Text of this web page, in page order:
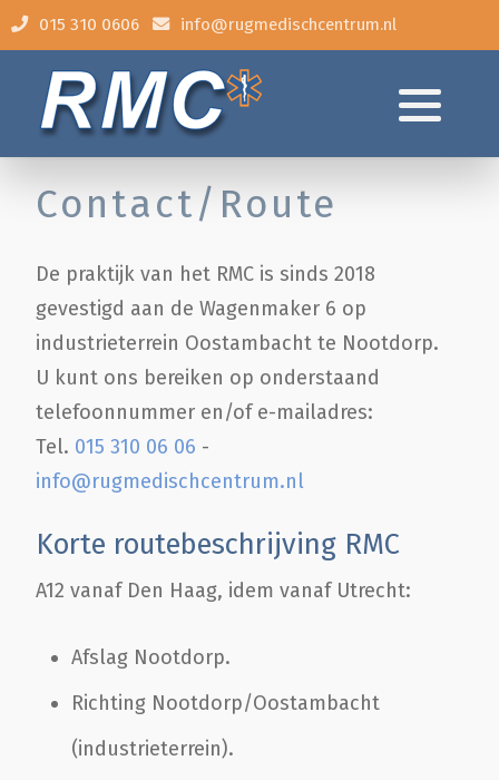
015 310 0606 info@rugmedischcentrum.nl
Contact/Route
De praktijk van het RMC is sinds 2018
gevestigd aan de Wagenmaker 6 op
industrieterrein Oostambacht te Nootdorp.
U kunt ons bereiken op onderstaand
telefoonnummer en/of e-mailadres:
Tel. 015 310 06 06 -
info@rugmedischcentrum.nl
Korte routebeschrijving RMC
A12 vanaf Den Haag, idem vanaf Utrecht:
Afslag Nootdorp.
Richting Nootdorp/Oostambacht
(industrieterrein).
Algemene klachten
Behandeling
Tarieven
Thermoscan
Contact/Route
Veel gestelde vragen